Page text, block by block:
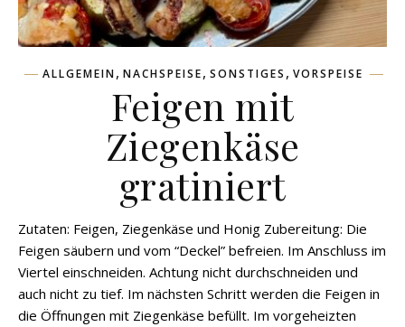
ALLGEMEIN, NACHSPEISE, SONSTIGES , VORSPEISE
Feigen mit
Ziegenkäse
gratiniert
Zutaten: Feigen, Ziegenkäse und Honig Zubereitung: Die
Feigen säubern und vom “Deckel” befreien. Im Anschluss im
Viertel einschneiden. Achtung nicht durchschneiden und
auch nicht zu tief. Im nächsten Schritt werden die Feigen in
die Öffnungen mit Ziegenkäse befüllt. Im vorgeheizten